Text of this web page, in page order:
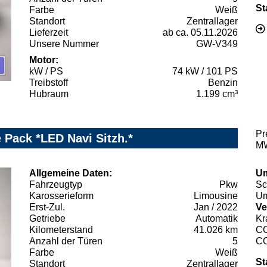
Farbe
Weiß
Standort
Zentrallager
Lieferzeit
ab ca. 05.11.2026
Unsere Nummer
GW-V349
Motor:
kW / PS
74 kW / 101 PS
Treibstoff
Benzin
Hubraum
1.199 cm³
Pack *LED Navi Sitzh.*
Allgemeine Daten:
Fahrzeugtyp
Pkw
Karosserieform
Limousine
Erst-Zul.
Jan / 2022
Getriebe
Automatik
Kilometerstand
41.026 km
Anzahl der Türen
5
Farbe
Weiß
Standort
Zentrallager